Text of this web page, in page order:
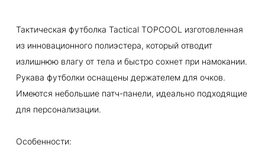
Тактическая футболка Tactical TOPCOOL изготовленная
из инновационного полиэстера, который отводит
излишнюю влагу от тела и быстро сохнет при намокании.
Рукава футболки оснащены держателем для очков.
Имеются небольшие патч-панели, идеально подходящие
для персонализации.
Особенности: